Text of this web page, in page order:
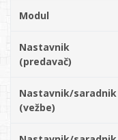
Modul
Nastavnik
(predavač)
Nastavnik/saradnik
(vežbe)